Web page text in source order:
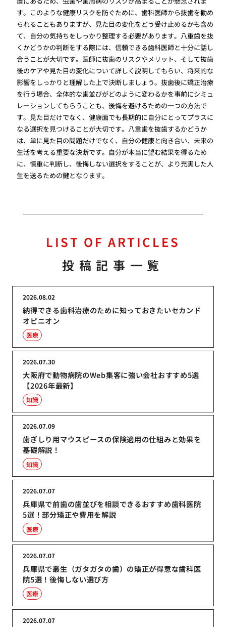
す。このような健康リスクを防ぐために、歯科医師から抜歯を勧め
られることもありますが、見た目の変化をどう受け止めるかも含め
て、自分の気持ちをしっかり整理する必要があります。八重歯を抜
くかどうかの判断をする際には、信頼できる歯科医師と十分に話し
合うことが大切です。医師に抜歯のリスクやメリット、そして抜歯
後のケアや見た目の変化について詳しく説明してもらい、将来的な
影響をしっかりと理解した上で決断しましょう。抜歯後に矯正治療
を行う場合、全体的な歯並びがどのように変わるかを事前にシミュ
レーションしてもらうことも、後悔を避けるための一つの方法で
す。見た目だけでなく、健康面でも長期的に自分にとってプラスに
なる選択を見つけることが大切です。八重歯を抜歯するかどうか
は、単に見た目の問題だけでなく、自分の健康と向き合い、未来の
生活を考える重要な決断です。自分が本当に望む結果を得るため
に、慎重に判断し、後悔しない選択をすることが、より充実した人
生を送るための鍵となります。
LIST OF ARTICLES
投稿記事一覧
納得できる歯科治療のために知っておきたいセカンド
オピニオン
2026.08.02
医療
大阪府で動物病院のWeb集客に強い会社おすすめ5選
【2026年最新】
2026.07.30
知識
歯ぎしり用マウスピースの保険適用の仕組みと効果を
基礎解説！
2026.07.09
知識
兵庫県で前歯の歯並びを相談できるおすすめ歯科医院
5選！部分矯正や費用を解説
2026.07.07
医療
兵庫県で叢生（ガタガタの歯）の矯正が得意な歯科医
院5選！後悔しない選び方
2026.07.07
医療
2026.07.07